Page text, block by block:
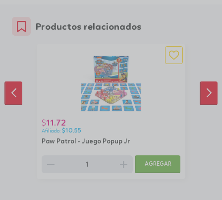
Productos relacionados
Paw Patrol - Juego Popup Jr
$11.72
$10.55
remove add AGREGAR
ANTERIOR